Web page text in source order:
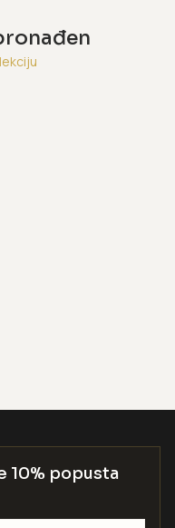
10% popusta